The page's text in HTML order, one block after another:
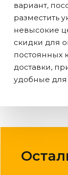
вариант,
разместить
невысокие
скидки для
постоянных
доставки,
удобные для